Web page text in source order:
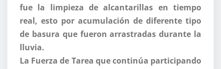
fue la limpieza de alcantarillas en tiempo
real, esto por acumulación de diferente tipo
de basura que fueron arrastradas durante la
lluvia.
La Fuerza de Tarea que continúa participando